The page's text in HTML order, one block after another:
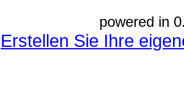
powered in
Erstellen Sie Ihre